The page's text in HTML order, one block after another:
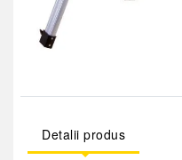
Detalii produs